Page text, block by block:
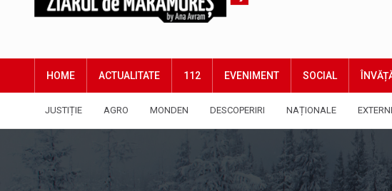
HOME ACTUALITATE 112 EVENIMENT SOCIAL
JUSTIȚIE AGRO MONDEN DESCOPERIRI NAȚIONALE